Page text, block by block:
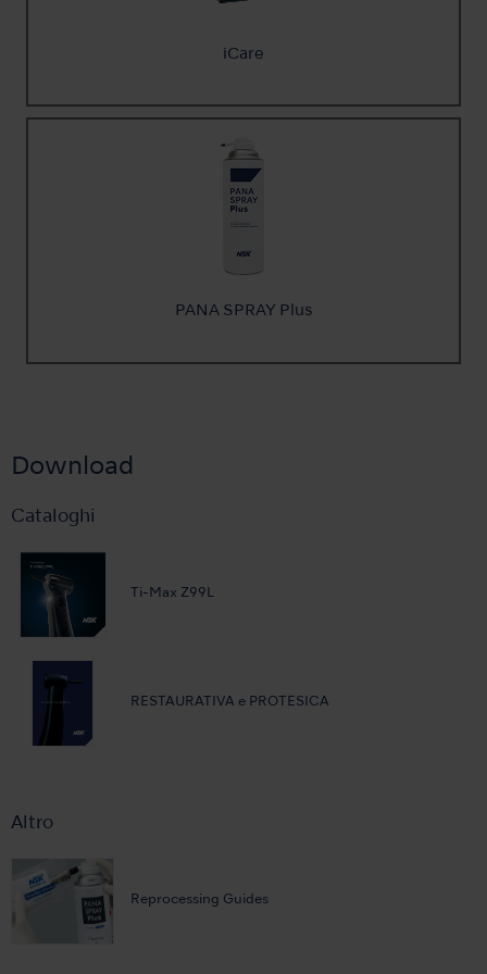
iCare
PANA SPRAY Plus
Download
Cataloghi
Ti-Max Z99L
RESTAURATIVA e PROTESICA
Altro
Reprocessing Guides